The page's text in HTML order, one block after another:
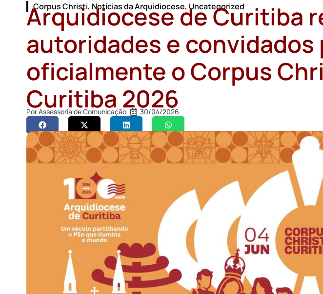
Corpus Christi, Notícias da Arquidiocese, Uncategorized
Arquidiocese de Curitiba
autoridades e convidados
oficialmente o Corpus
Curitiba 2026
PorAssessoria de Comunicação 30/04/2026